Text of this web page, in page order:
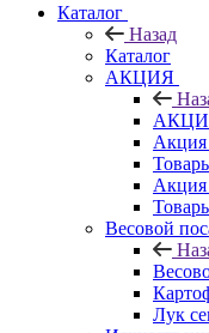
Каталог
Назад
Каталог
АКЦИЯ
Акция
Весовой
Лук